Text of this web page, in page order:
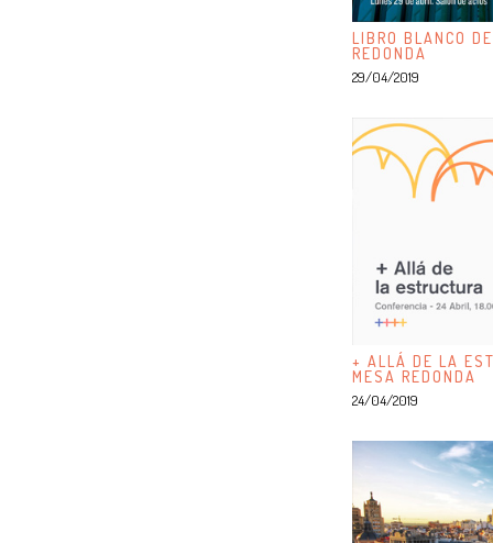
LIBRO BLANCO
REDONDA
29/04/2019
+ ALLÁ DE LA
MESA REDONDA
24/04/2019